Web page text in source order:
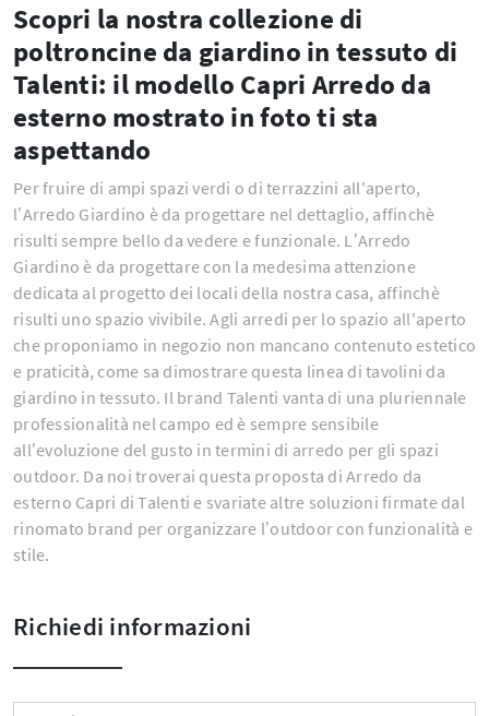
Scopri la nostra collezione di
poltroncine da giardino in tessuto di
Talenti: il modello Capri Arredo da
esterno mostrato in foto ti sta
aspettando
Per fruire di ampi spazi verdi o di terrazzini all'aperto,
l’Arredo Giardino è da progettare nel dettaglio, affinchè
risulti sempre bello da vedere e funzionale. L’Arredo
Giardino è da progettare con la medesima attenzione
dedicata al progetto dei locali della nostra casa, affinchè
risulti uno spazio vivibile. Agli arredi per lo spazio all'aperto
che proponiamo in negozio non mancano contenuto estetico
e praticità, come sa dimostrare questa linea di tavolini da
giardino in tessuto. Il brand Talenti vanta di una pluriennale
professionalità nel campo ed è sempre sensibile
all’evoluzione del gusto in termini di arredo per gli spazi
outdoor. Da noi troverai questa proposta di Arredo da
esterno Capri di Talenti e svariate altre soluzioni firmate dal
rinomato brand per organizzare l’outdoor con funzionalità e
stile.
Richiedi informazioni